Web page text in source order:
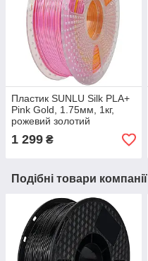
Пластик SUNLU Silk PLA+
Pink Gold, 1.75мм, 1кг,
рожевий золотий
1 299 ₴
Подібні товари компанії